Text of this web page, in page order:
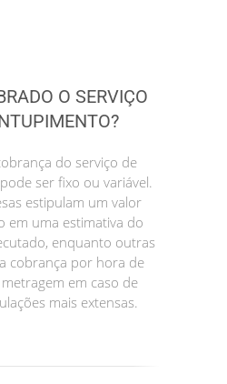
O SERVIÇO
do serviço de
ser fixo ou variável.
estipulam um valor
em uma estimativa do
enquanto outras
cobrança por hora de
em caso de
mais extensas.